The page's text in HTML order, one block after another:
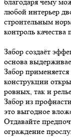
любой интерьер
строительным
контроль качества
Забор создаёт
основа
Забор
конструкции
ровных, так и
Забор из
это выгодное
Отдавайте
ограждение